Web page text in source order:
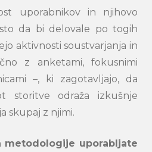
uporabnikov in njihovo
da bi delovale po togih
aktivnosti soustvarjanja in
z anketami, fokusnimi
–, ki zagotavljajo, da
storitve odraža izkušnje
skupaj z njimi.
metodologije uporabljate